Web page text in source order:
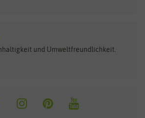
Hortitops
JUB Holland
und Umweltfreundlichkeit.